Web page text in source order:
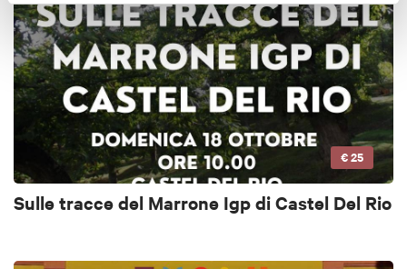
€ 25
Sulle tracce del Marrone Igp di Castel Del Rio